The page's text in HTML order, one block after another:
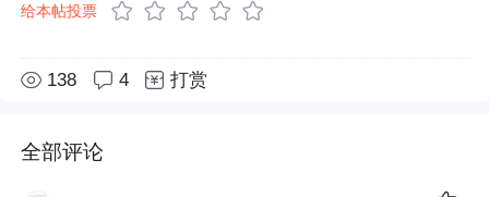
给本帖投票
138 4 打赏
全部评论